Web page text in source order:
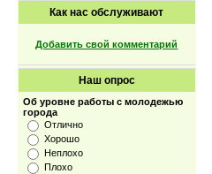
Как нас обслуживают
Добавить свой комментарий
Наш опрос
Об уровне работы с молодежью
города
Отлично
Хорошо
Неплохо
Плохо